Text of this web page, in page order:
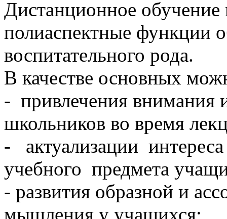
Дистанционное
полиаспектные функции
воспитательного рода.
В качестве основных
- привлечения внимания
школьников во время
- актуализации
учебного предмета
- развития образной и
мышления у учащихся;